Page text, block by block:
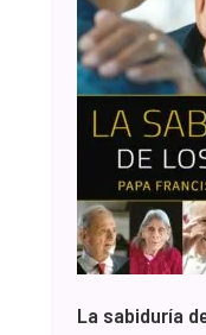
La sabiduría